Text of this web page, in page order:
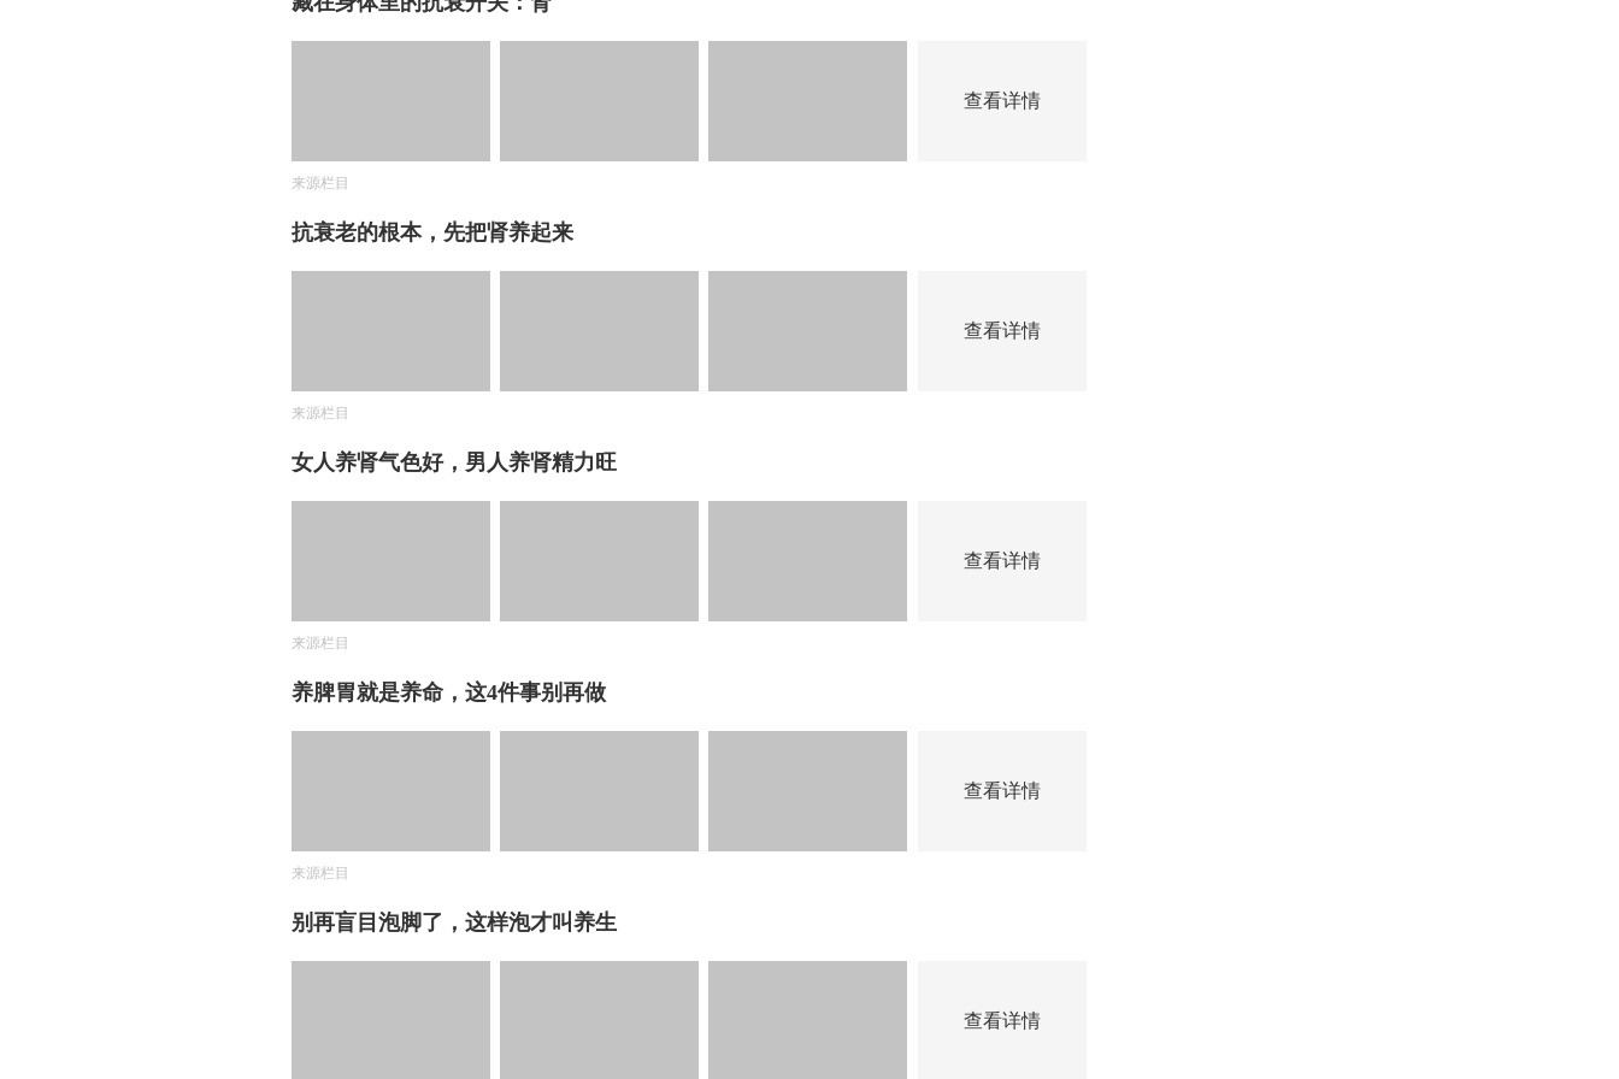
查看详情
来源栏目
抗衰老的根本，先把肾养起来
查看详情
来源栏目
女人养肾气色好，男人养肾精力旺
查看详情
来源栏目
养脾胃就是养命，这4件事别再做
查看详情
来源栏目
别再盲目泡脚了，这样泡才叫养生
查看详情